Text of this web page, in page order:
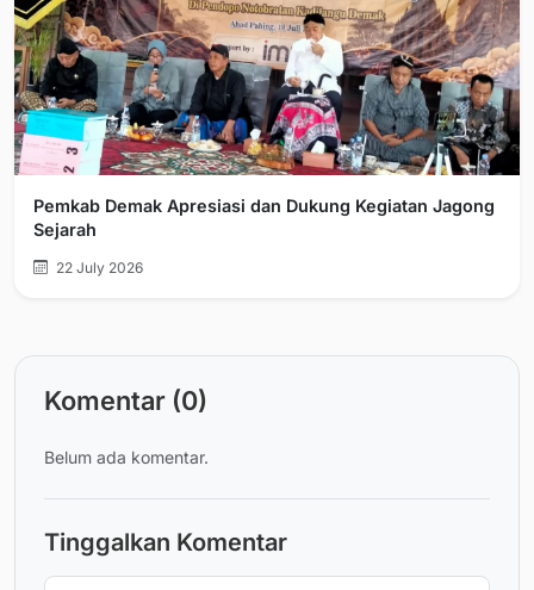
Pemkab Demak Apresiasi dan Dukung Kegiatan Jagong
Sejarah
22 July 2026
Komentar (0)
Belum ada komentar.
Tinggalkan Komentar